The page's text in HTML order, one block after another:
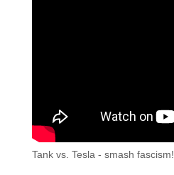
Tank vs. Tesla - smash fascism!